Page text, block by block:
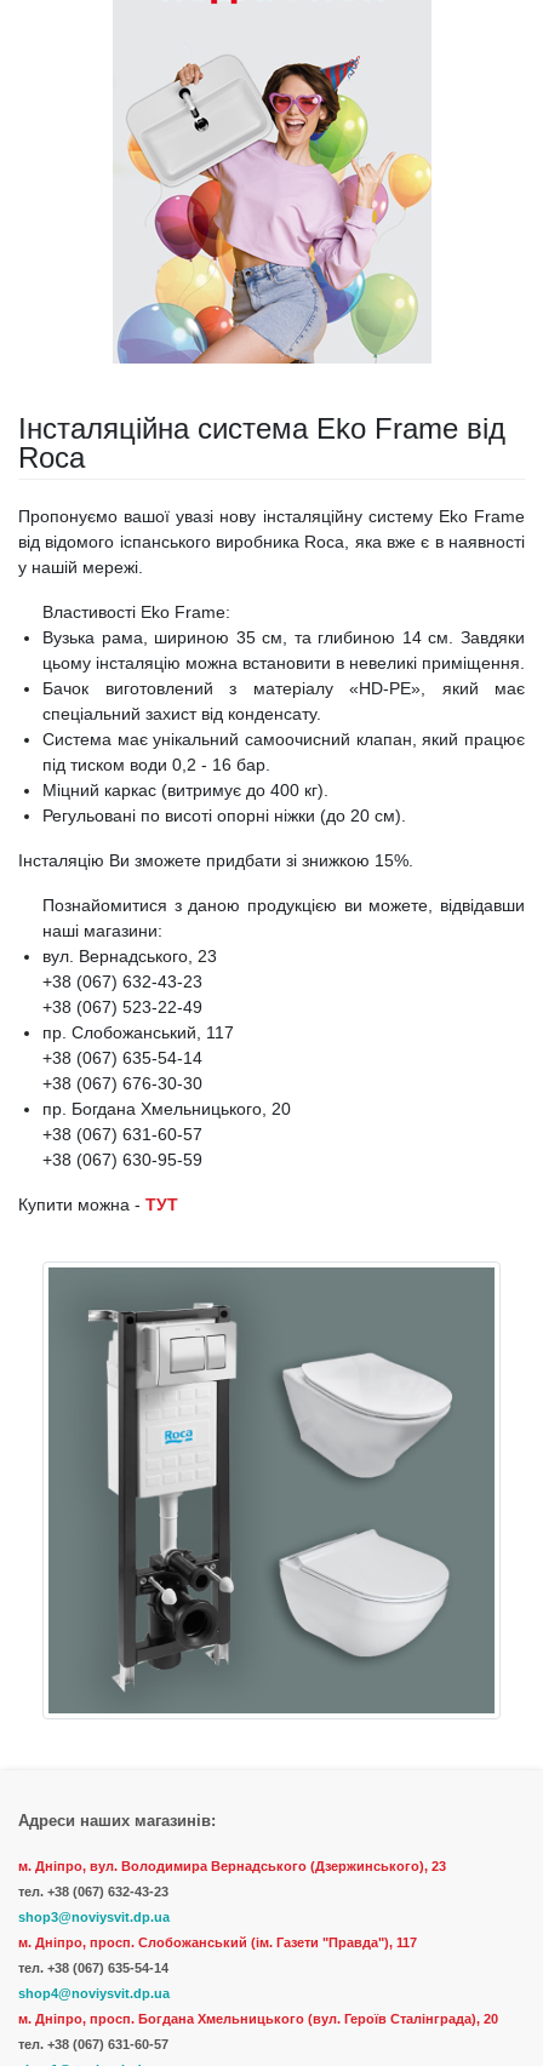
Інсталяційна система Eko Frame від
Roca
Пропонуємо вашої увазі нову інсталяційну систему Eko Frame
від відомого іспанського виробника Roca, яка вже є в наявності
у нашій мережі.
Властивості Eko Frame:
Вузька рама, шириною 35 см, та глибиною 14 см. Завдяки
цьому інсталяцію можна встановити в невеликі приміщення.
Бачок виготовлений з матеріалу «HD-PE», який має
спеціальний захист від конденсату.
Система має унікальний самоочисний клапан, який працює
під тиском води 0,2 - 16 бар.
Міцний каркас (витримує до 400 кг).
Регульовані по висоті опорні ніжки (до 20 см).
Інсталяцію Ви зможете придбати зі знижкою 15%.
Познайомитися з даною продукцією ви можете, відвідавши
наші магазини:
вул. Вернадського, 23
+38 (067) 632-43-23
+38 (067) 523-22-49
пр. Слобожанський, 117
+38 (067) 635-54-14
+38 (067) 676-30-30
пр. Богдана Хмельницького, 20
+38 (067) 631-60-57
+38 (067) 630-95-59
Купити можна - ТУТ
Адреси наших магазинів:
м. Дніпро, вул. Володимира Вернадського (Дзержинського), 23
тел. +38 (067) 632-43-23
shop3@noviysvit.dp.ua
м. Дніпро, просп. Слобожанський (ім. Газети "Правда"), 117
тел. +38 (067) 635-54-14
shop4@noviysvit.dp.ua
м. Дніпро, просп. Богдана Хмельницького (вул. Героїв Сталінграда), 20
тел. +38 (067) 631-60-57